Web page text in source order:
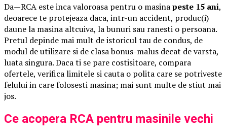
Da—RCA este inca valoroasa pentru o masinapeste 15 ani,
deoarece te protejeaza daca, intr-un accident, produc(i)
daune la masina altcuiva, la bunuri sau ranesti o persoana.
Pretul depinde mai mult de istoricul tau de condus, de
modul de utilizare si de clasa bonus-malus decat de varsta,
luata singura. Daca ti se pare costisitoare, compara
ofertele, verifica limitele si cauta o polita care se potriveste
felului in care folosesti masina; mai sunt multe de stiut mai
jos.
Ce acopera RCA pentru masinile vechi